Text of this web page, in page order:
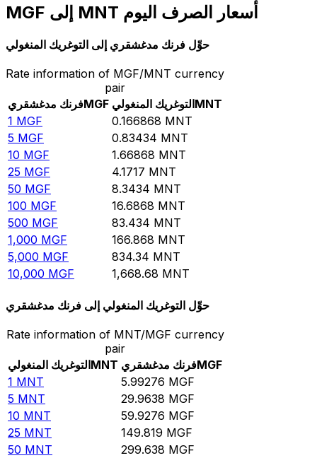
MGF إلى MNT أسعار الصرف اليوم
حوِّل فرنك مدغشقري إلى التوغريك المنغولي
Rate information of MGF/MNT currency
pair
فرنك مدغشقريMGF التوغريك المنغوليMNT
1 MGF 0.166868 MNT
5 MGF 0.83434 MNT
10 MGF 1.66868 MNT
25 MGF 4.1717 MNT
50 MGF 8.3434 MNT
100 MGF 16.6868 MNT
500 MGF 83.434 MNT
1,000 MGF 166.868 MNT
5,000 MGF 834.34 MNT
10,000 MGF 1,668.68 MNT
حوِّل التوغريك المنغولي إلى فرنك مدغشقري
Rate information of MNT/MGF currency
pair
التوغريك المنغوليMNT فرنك مدغشقريMGF
1 MNT 5.99276 MGF
5 MNT 29.9638 MGF
10 MNT 59.9276 MGF
25 MNT 149.819 MGF
50 MNT 299.638 MGF